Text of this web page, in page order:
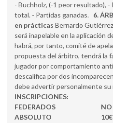
- Buchholz, (-1 peor resultado),
total. - Partidas ganadas. 6.
en prácticas Bernardo
será inapelable en la aplicación
habrá, por tanto, comité de
propuesta del árbitro, tendrá la
jugador por comportamiento
descalifica por dos
debe advertir personalmente
INSCRIPCIONES:
FEDERADOS
NO
ABSOLUTO
10€